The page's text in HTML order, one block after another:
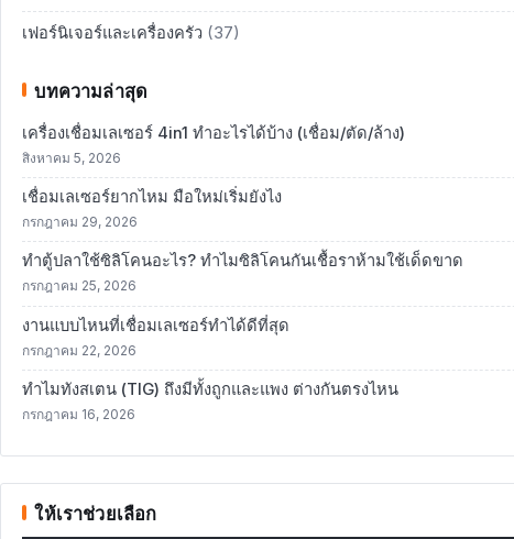
เฟอร์นิเจอร์และเครื่องครัว (37)
บทความล่าสุด
เครื่องเชื่อมเลเซอร์ 4in1 ทำอะไรได้บ้าง (เชื่อม/ตัด/ล้าง)
สิงหาคม 5, 2026
เชื่อมเลเซอร์ยากไหม มือใหม่เริ่มยังไง
กรกฎาคม 29, 2026
ทำตู้ปลาใช้ซิลิโคนอะไร? ทำไมซิลิโคนกันเชื้อราห้ามใช้เด็ดขาด
กรกฎาคม 25, 2026
งานแบบไหนที่เชื่อมเลเซอร์ทำได้ดีที่สุด
กรกฎาคม 22, 2026
ทำไมทังสเตน (TIG) ถึงมีทั้งถูกและแพง ต่างกันตรงไหน
กรกฎาคม 16, 2026
ให้เราช่วยเลือก